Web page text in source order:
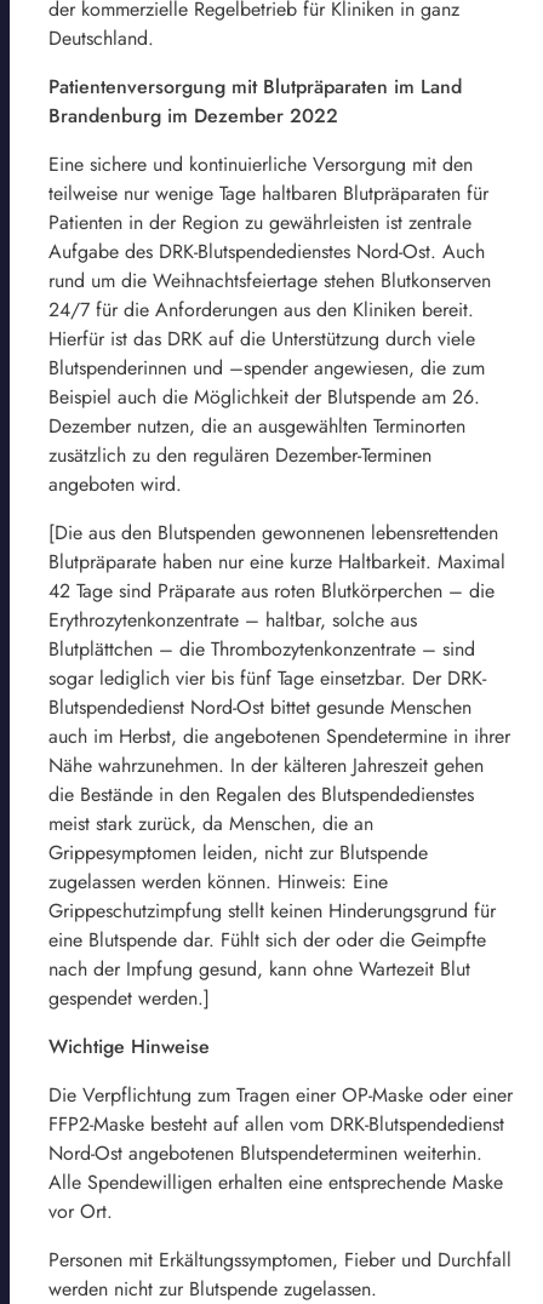
der kommerzielle Regelbetrieb für Kliniken in ganz
Deutschland.
Patientenversorgung mit Blutpräparaten im Land
Brandenburg im Dezember 2022
Eine sichere und kontinuierliche Versorgung mit den
teilweise nur wenige Tage haltbaren Blutpräparaten für
Patienten in der Region zu gewährleisten ist zentrale
Aufgabe des DRK-Blutspendedienstes Nord-Ost. Auch
rund um die Weihnachtsfeiertage stehen Blutkonserven
24/7 für die Anforderungen aus den Kliniken bereit.
Hierfür ist das DRK auf die Unterstützung durch viele
Blutspenderinnen und –spender angewiesen, die zum
Beispiel auch die Möglichkeit der Blutspende am 26.
Dezember nutzen, die an ausgewählten Terminorten
zusätzlich zu den regulären Dezember-Terminen
angeboten wird.
[Die aus den Blutspenden gewonnenen lebensrettenden
Blutpräparate haben nur eine kurze Haltbarkeit. Maximal
42 Tage sind Präparate aus roten Blutkörperchen – die
Erythrozytenkonzentrate – haltbar, solche aus
Blutplättchen – die Thrombozytenkonzentrate – sind
sogar lediglich vier bis fünf Tage einsetzbar. Der DRK-
Blutspendedienst Nord-Ost bittet gesunde Menschen
auch im Herbst, die angebotenen Spendetermine in ihrer
Nähe wahrzunehmen. In der kälteren Jahreszeit gehen
die Bestände in den Regalen des Blutspendedienstes
meist stark zurück, da Menschen, die an
Grippesymptomen leiden, nicht zur Blutspende
zugelassen werden können. Hinweis: Eine
Grippeschutzimpfung stellt keinen Hinderungsgrund für
eine Blutspende dar. Fühlt sich der oder die Geimpfte
nach der Impfung gesund, kann ohne Wartezeit Blut
gespendet werden.]
Wichtige Hinweise
Die Verpflichtung zum Tragen einer OP-Maske oder einer
FFP2-Maske besteht auf allen vom DRK-Blutspendedienst
Nord-Ost angebotenen Blutspendeterminen weiterhin.
Alle Spendewilligen erhalten eine entsprechende Maske
vor Ort.
Personen mit Erkältungssymptomen, Fieber und Durchfall
werden nicht zur Blutspende zugelassen.